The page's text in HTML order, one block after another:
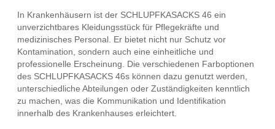
In Krankenhäusern ist der SCHLUPFKASACKS 46 ein
unverzichtbares Kleidungsstück für Pflegekräfte und
medizinisches Personal. Er bietet nicht nur Schutz vor
Kontamination, sondern auch eine einheitliche und
professionelle Erscheinung. Die verschiedenen Farboptionen
des SCHLUPFKASACKS 46s können dazu genutzt werden,
unterschiedliche Abteilungen oder Zuständigkeiten kenntlich
zu machen, was die Kommunikation und Identifikation
innerhalb des Krankenhauses erleichtert.